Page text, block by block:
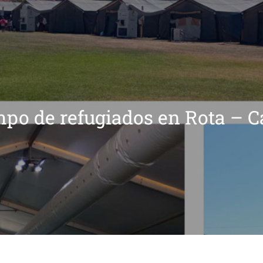
de refugiados en Rota –